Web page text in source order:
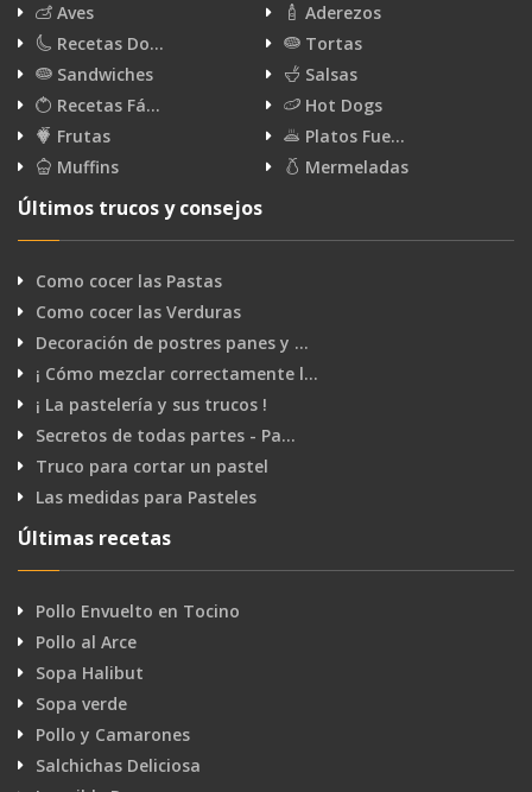
Aves
Aderezos
Recetas Do…
Tortas
Sandwiches
Salsas
Recetas Fá…
Hot Dogs
Frutas
Platos Fue…
Muffins
Mermeladas
Últimos trucos y consejos
Como cocer las Pastas
Como cocer las Verduras
Decoración de postres panes y …
¡ Cómo mezclar correctamente l…
¡ La pastelería y sus trucos !
Secretos de todas partes - Pa…
Truco para cortar un pastel
Las medidas para Pasteles
Últimas recetas
Pollo Envuelto en Tocino
Pollo al Arce
Sopa Halibut
Sopa verde
Pollo y Camarones
Salchichas Deliciosa